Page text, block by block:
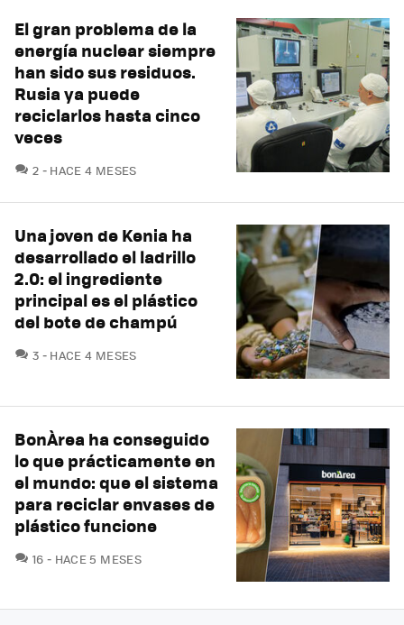
El gran problema de la
energía nuclear siempre
han sido sus residuos.
Rusia ya puede
reciclarlos hasta cinco
veces
2 COMENTARIOS
HACE 4 MESES
Una joven de Kenia ha
desarrollado el ladrillo
2.0: el ingrediente
principal es el plástico
del bote de champú
3 COMENTARIOS
HACE 4 MESES
BonÀrea ha conseguido
lo que prácticamente en
el mundo: que el sistema
para reciclar envases de
plástico funcione
16 COMENTARIOS
HACE 5 MESES